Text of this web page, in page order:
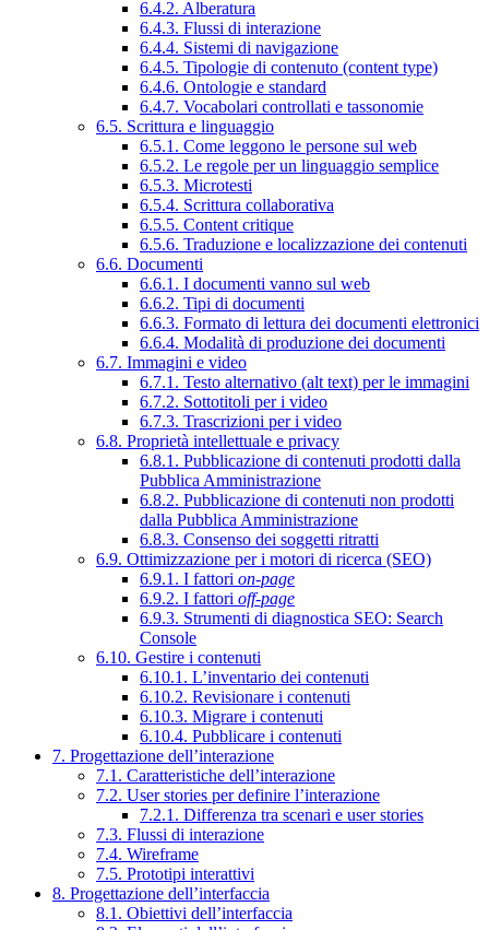
6.4.2. Alberatura
6.4.3. Flussi di interazione
6.4.4. Sistemi di navigazione
6.4.5. Tipologie di contenuto (content type)
6.4.6. Ontologie e standard
6.4.7. Vocabolari controllati e tassonomie
6.5. Scrittura e linguaggio
6.5.1. Come leggono le persone sul web
6.5.2. Le regole per un linguaggio semplice
6.5.3. Microtesti
6.5.4. Scrittura collaborativa
6.5.5. Content critique
6.5.6. Traduzione e localizzazione dei contenuti
6.6. Documenti
6.6.1. I documenti vanno sul web
6.6.2. Tipi di documenti
6.6.3. Formato di lettura dei documenti elettronici
6.6.4. Modalità di produzione dei documenti
6.7. Immagini e video
6.7.1. Testo alternativo (alt text) per le immagini
6.7.2. Sottotitoli per i video
6.7.3. Trascrizioni per i video
6.8. Proprietà intellettuale e privacy
6.8.1. Pubblicazione di contenuti prodotti dalla
Pubblica Amministrazione
6.8.2. Pubblicazione di contenuti non prodotti
dalla Pubblica Amministrazione
6.8.3. Consenso dei soggetti ritratti
6.9. Ottimizzazione per i motori di ricerca (SEO)
6.9.1. I fattori on-page
6.9.2. I fattori off-page
6.9.3. Strumenti di diagnostica SEO: Search
Console
6.10. Gestire i contenuti
6.10.1. L’inventario dei contenuti
6.10.2. Revisionare i contenuti
6.10.3. Migrare i contenuti
6.10.4. Pubblicare i contenuti
7. Progettazione dell’interazione
7.1. Caratteristiche dell’interazione
7.2. User stories per definire l’interazione
7.2.1. Differenza tra scenari e user stories
7.3. Flussi di interazione
7.4. Wireframe
7.5. Prototipi interattivi
8. Progettazione dell’interfaccia
8.1. Obiettivi dell’interfaccia